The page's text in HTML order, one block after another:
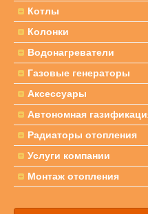
Котлы
Колонки
Водонагреватели
Газовые генераторы
Аксессуары
Автономная
Радиаторы отопления
Услуги компании
Монтаж отопления